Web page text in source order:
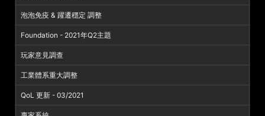
泡泡免疫 & 躍遷穩定 調整
Foundation - 2021年Q2主題
玩家意見調查
工業體系重大調整
QoL 更新 - 03/2021